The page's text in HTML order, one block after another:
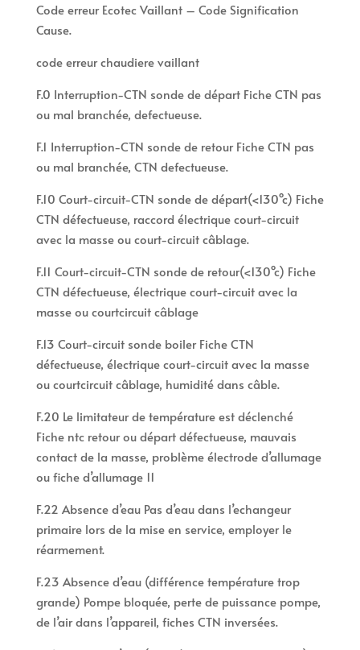
Code erreur Ecotec Vaillant – Code Signification
Cause.
code erreur chaudiere vaillant
F.0 Interruption-CTN sonde de départ Fiche CTN pas
ou mal branchée, defectueuse.
F.1 Interruption-CTN sonde de retour Fiche CTN pas
ou mal branchée, CTN defectueuse.
F.10 Court-circuit-CTN sonde de départ(<130°c) Fiche
CTN défectueuse, raccord électrique court-circuit
avec la masse ou court-circuit câblage.
F.11 Court-circuit-CTN sonde de retour(<130°c) Fiche
CTN défectueuse, électrique court-circuit avec la
masse ou courtcircuit câblage
F.13 Court-circuit sonde boiler Fiche CTN
défectueuse, électrique court-circuit avec la masse
ou courtcircuit câblage, humidité dans câble.
F.20 Le limitateur de température est déclenché
Fiche ntc retour ou départ défectueuse, mauvais
contact de la masse, problème électrode d’allumage
ou fiche d’allumage 11
F.22 Absence d’eau Pas d’eau dans l’echangeur
primaire lors de la mise en service, employer le
réarmement.
F.23 Absence d’eau (différence température trop
grande) Pompe bloquée, perte de puissance pompe,
de l’air dans l’appareil, fiches CTN inversées.